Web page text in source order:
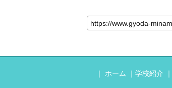
ホーム 学校紹介